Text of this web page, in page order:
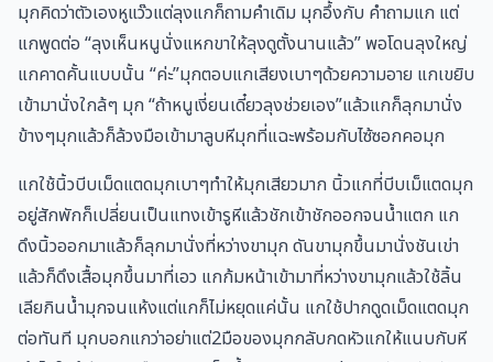
มุกคิดว่าตัวเองหูแว๊วแต่ลุงแกก็ถามคำเดิม มุกอึ้งกับ คำถามแก แต่
แกพูดต่อ “ลุงเห็นหนูนั่งแหกขาให้ลุงดูตั้งนานแล้ว” พอโดนลุงใหญ่
แกคาดคั้นแบบนั้น “ค่ะ”มุกตอบแกเสียงเบาๆด้วยความอาย แกเขยิบ
เข้ามานั่งใกล้ๆ มุก “ถ้าหนูเงี่ยนเดี๋ยวลุงช่วยเอง”แล้วแกก็ลุกมานั่ง
ข้างๆมุกแล้วก็ล้วงมือเข้ามาลูบหีมุกที่แฉะพร้อมกับไซ้ซอกคอมุก
แกใช้นิ้วบีบเม็ดแตดมุกเบาๆทำให้มุกเสียวมาก นิ้วแกที่บีบเม็แตดมุก
อยู่สักพักก็เปลี่ยนเป็นแทงเข้ารูหีแล้วชักเข้าชักออกจนน้ำแตก แก
ดึงนิ้วออกมาแล้วก็ลุกมานั่งที่หว่างขามุก ดันขามุกขึ้นมานั่งชันเข่า
แล้วก็ดึงเสื้อมุกขึ้นมาที่เอว แกก้มหน้าเข้ามาที่หว่างขามุกแล้วใช้ลิ้น
เลียกินน้ำมุกจนแห้งแต่แกก็ไม่หยุดแค่นั้น แกใช้ปากดูดเม็ดแตดมุก
ต่อทันที มุกบอกแกว่าอย่าแต่2มือของมุกกลับกดหัวแกให้แนบกับหี